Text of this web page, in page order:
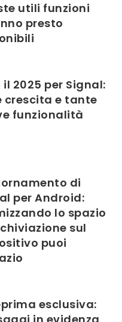
utili funzioni
presto
il 2025 per Signal:
crescita e tante
funzionalità
di
per Android:
lo spazio
sul
puoi
esclusiva: